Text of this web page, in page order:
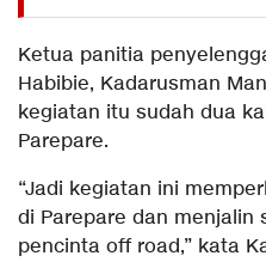
Ketua panitia
Habibie, Kadarusman
kegiatan itu sudah dua
Parepare.
“Jadi kegiatan ini
di Parepare dan menjalin
pencinta off road,” kata